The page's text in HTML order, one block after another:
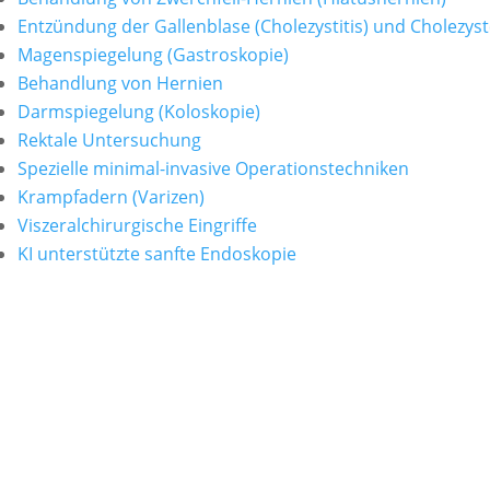
Entzündung der Gallenblase (Cholezystitis) und
Magenspiegelung (Gastroskopie)
Behandlung von Hernien
Darmspiegelung (Koloskopie)
Rektale Untersuchung
Spezielle minimal-invasive Operationstechniken
Krampfadern (Varizen)
Viszeralchirurgische Eingriffe
KI unterstützte sanfte Endoskopie